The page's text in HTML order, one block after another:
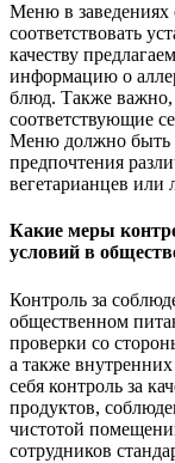
Меню в заведениях
соответствовать
качеству
информацию о
блюд. Также
соответствующие
Меню должно быть
предпочтения
вегетарианцев
Какие меры
условий в
Контроль за
общественном
проверки со
а также
себя контроль за
продуктов,
чистотой
сотрудников